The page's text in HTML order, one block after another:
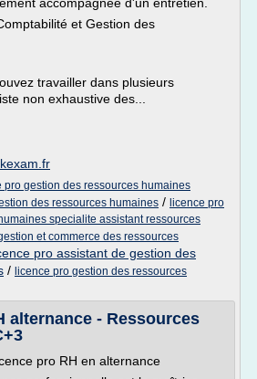
et Gestion des
travailler dans plusieurs
non exhaustive des...
pro gestion des ressources humaines
des ressources humaines / licence pro
specialite assistant ressources
et commerce des ressources
pro assistant de gestion des
/ licence pro gestion des ressources
alternance - Ressources
pro RH en alternance